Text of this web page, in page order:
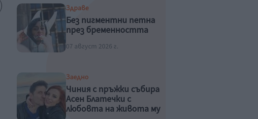
Здраве
Без пигментни петна
през бременността
07 август 2026 г.
Заедно
Чиния с пръжки събира
Асен Блатечки с
любовта на живота му